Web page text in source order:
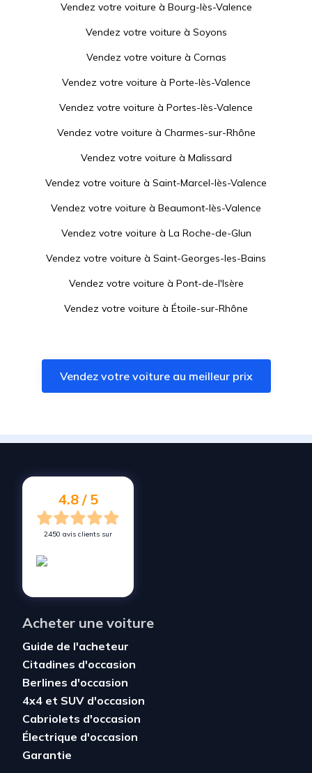
Vendez votre voiture à Bourg-lès-Valence
Vendez votre voiture à Soyons
Vendez votre voiture à Cornas
Vendez votre voiture à Porte-lès-Valence
Vendez votre voiture à Portes-lès-Valence
Vendez votre voiture à Charmes-sur-Rhône
Vendez votre voiture à Malissard
Vendez votre voiture à Saint-Marcel-lès-Valence
Vendez votre voiture à Beaumont-lès-Valence
Vendez votre voiture à La Roche-de-Glun
Vendez votre voiture à Saint-Georges-les-Bains
Vendez votre voiture à Pont-de-l'Isère
Vendez votre voiture à Étoile-sur-Rhône
Vendez votre voiture àChâteauneuf-sur-Isère
Vendez votre voiture à Montélier
Vendez votre voiture à
Vendez votre voiture au meilleur prix
4.8 / 5
2450 avis clients sur
Acheter une voiture
Guide de l'acheteur
Citadines d'occasion
Berlines d'occasion
4x4 et SUV d'occasion
Cabriolets d'occasion
Électrique d'occasion
Garantie